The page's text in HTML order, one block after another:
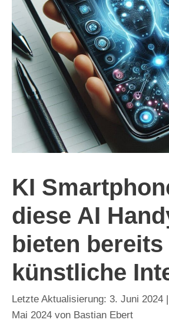
KI
diese AI
bieten bereits
künstliche
3. Juni 2024
Mai 2024 von Bastian Ebert